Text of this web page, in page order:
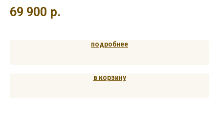
69 900 р.
подробнее
в корзину